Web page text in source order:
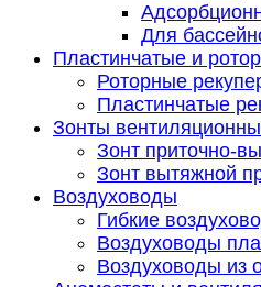
Для
Пластинчатые и
Роторные
Пластинчатые
Зонты
Зонт приточно-
Зонт вытяжной
Воздуховоды
Гибкие
Воздуховоды
Воздуховоды из